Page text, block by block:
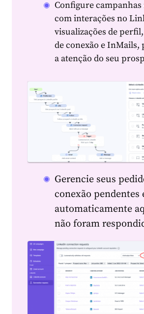
Configure
com interações no
visualizações de
de conexão e InMails,
a atenção do seu
Gerencie seus
conexão pendentes
automaticamente
não foram